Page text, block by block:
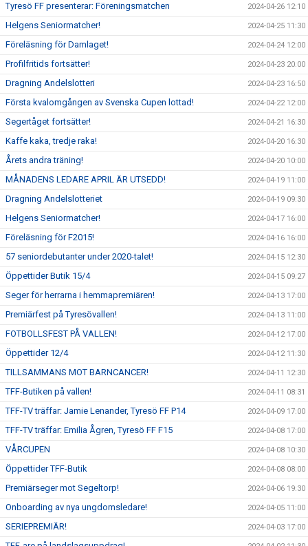
Tyresö FF presenterar: Föreningsmatchen 2024-04-26 12:10
Helgens Seniormatcher! 2024-04-25 11:30
Föreläsning för Damlaget! 2024-04-24 12:00
Profilfritids fortsätter! 2024-04-23 20:00
Dragning Andelslotteri 2024-04-23 16:50
Första kvalomgången av Svenska Cupen lottad! 2024-04-22 12:00
Segertåget fortsätter! 2024-04-21 16:30
Kaffe kaka, tredje raka! 2024-04-20 16:30
Årets andra träning! 2024-04-20 10:00
MÅNADENS LEDARE APRIL ÄR UTSEDD! 2024-04-19 11:00
Dragning Andelslotteriet 2024-04-19 09:30
Helgens Seniormatcher! 2024-04-17 16:00
Föreläsning för F2015! 2024-04-16 16:00
57 seniordebutanter under 2020-talet! 2024-04-15 12:30
Öppettider Butik 15/4 2024-04-15 09:27
Seger för herrarna i hemmapremiären! 2024-04-13 17:00
Premiärfest på Tyresövallen! 2024-04-13 11:00
FOTBOLLSFEST PÅ VALLEN! 2024-04-12 17:00
Öppettider 12/4 2024-04-12 11:30
TILLSAMMANS MOT BARNCANCER! 2024-04-11 12:30
TFF-Butiken på vallen! 2024-04-11 08:31
TFF-TV träffar: Jamie Lenander, Tyresö FF P14 2024-04-09 17:00
TFF-TV träffar: Emilia Ågren, Tyresö FF F15 2024-04-08 17:00
VÅRCUPEN 2024-04-08 10:30
Öppettider TFF-Butik 2024-04-08 08:00
Premiärseger mot Segeltorp! 2024-04-06 19:30
Onboarding av nya ungdomsledare! 2024-04-05 11:00
SERIEPREMIÄR! 2024-04-03 17:00